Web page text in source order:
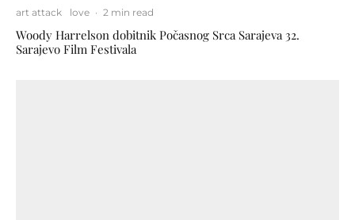
art attack love · 2 min read
Woody Harrelson dobitnik Počasnog Srca Sarajeva 32.
Sarajevo Film Festivala